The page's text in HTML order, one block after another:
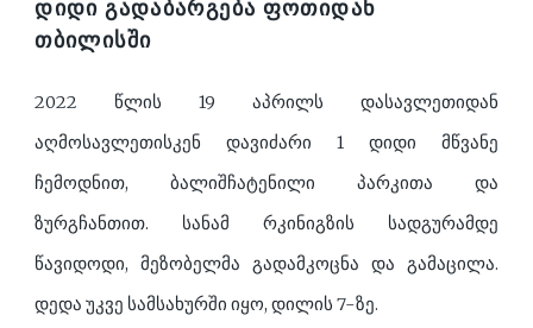
ᲓᲘᲓᲘ ᲒᲐᲓᲐᲑᲐᲠᲒᲔᲑᲐ ᲤᲝᲗᲘᲓᲐᲜ
ᲗᲑᲘᲚᲘᲡᲨᲘ
2022 წლის 19 აპრილს დასავლეთიდან
აღმოსავლეთისკენ დავიძარი 1 დიდი მწვანე
ჩემოდნით, ბალიშჩატენილი პარკითა და
ზურგჩანთით. სანამ რკინიგზის სადგურამდე
წავიდოდი, მეზობელმა გადამკოცნა და გამაცილა.
დედა უკვე სამსახურში იყო, დილის 7-ზე.